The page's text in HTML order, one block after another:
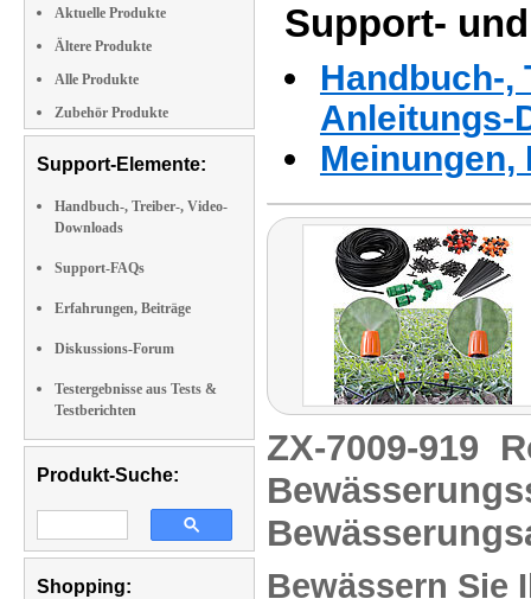
Aktuelle Produkte
Ältere Produkte
Alle Produkte
Zubehör Produkte
Support-Elemente:
Handbuch-, Treiber-, Video-
Downloads
Support-FAQs
Erfahrungen, Beiträge
Diskussions-Forum
Testergebnisse aus Tests &
Testberichten
Produkt-Suche:
Shopping:
Support-
Handbuch-,
Anleitungs-
ZX-7009-919
Bewässern Sie